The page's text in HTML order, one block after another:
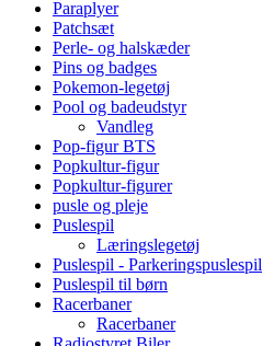
Paraplyer
Patchsæt
Perle- og halskæder
Pins og badges
Pokemon-legetøj
Pool og badeudstyr
Vandleg
Pop-figur BTS
Popkultur-figur
Popkultur-figurer
pusle og pleje
Puslespil
Læringslegetøj
Puslespil - Parkeringspuslespil
Puslespil til børn
Racerbaner
Racerbaner